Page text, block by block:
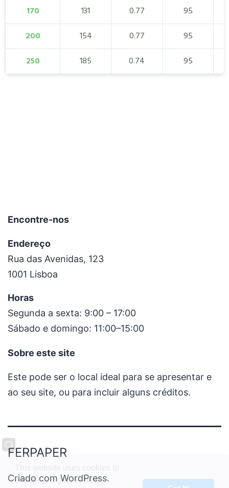
170
131 0.77
95
200
154 0.77
95
250
185 0.74 95
Encontre-nos
Endereço
Rua das Avenidas, 123
1001 Lisboa
Horas
Segunda a sexta: 9:00 – 17:00
Sábado e domingo: 11:00–15:00
Sobre este site
Este pode ser o local ideal para se apresentar e
ao seu site, ou para incluir alguns créditos.
FERPAPER
Criado com WordPress.
ensure you get the best